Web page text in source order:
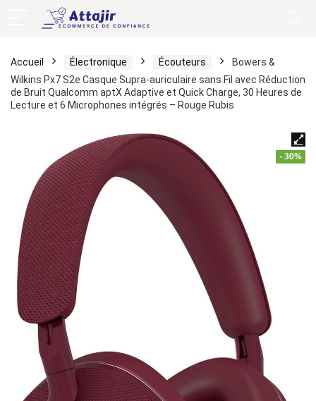
Accueil Électronique Écouteurs
Bowers &
Wilkins Px7 S2e Casque Supra-auriculaire sans Fil avec Réduction
de Bruit Qualcomm aptX Adaptive et Quick Charge, 30 Heures de
Lecture et 6 Microphones intégrés – Rouge Rubis
- 30%